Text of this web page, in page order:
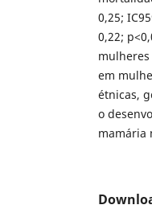
0,25;
0,22;
em
étnicas,
o
mamária